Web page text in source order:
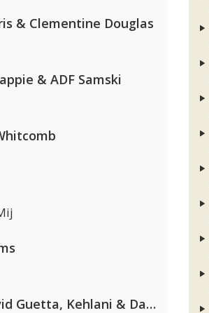
& Clementine Douglas
& ADF Samski
Hugel, David Guetta, Kehlani & Daecolm